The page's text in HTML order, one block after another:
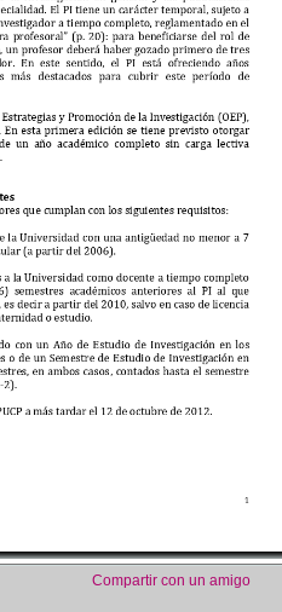
Compartir con un amigo